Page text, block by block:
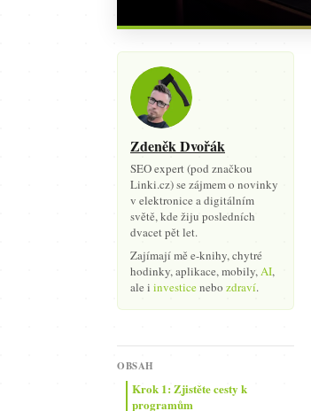
Zdeněk Dvořák
SEO expert (pod značkou
Linki.cz) se zájmem o novinky
v elektronice a digitálním
světě, kde žiju posledních
dvacet pět let.
Zajímají mě e-knihy, chytré
hodinky, aplikace, mobily,AI,
ale i investicenebo zdraví.
OBSAH
Krok 1: Zjistěte cesty k
programům